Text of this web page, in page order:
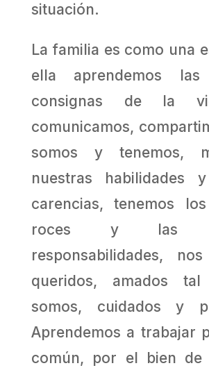
situación.
La familia es como una
ella aprendemos las
consignas de la
comunicamos,
somos y tenemos,
nuestras habilidades
carencias, tenemos
roces y las
responsabilidades,
queridos, amados
somos, cuidados y
Aprendemos a trabajar
común, por el bien de